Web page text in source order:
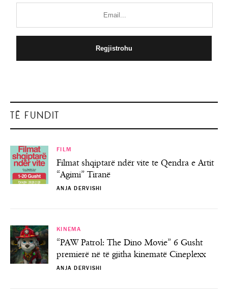
TË FUNDIT
FILM
Filmat shqiptarë ndër vite te Qendra e Artit
“Agimi” Tiranë
ANJA DERVISHI
KINEMA
“PAW Patrol: The Dino Movie” 6 Gusht
premierë në të gjitha kinematë Cineplexx
ANJA DERVISHI